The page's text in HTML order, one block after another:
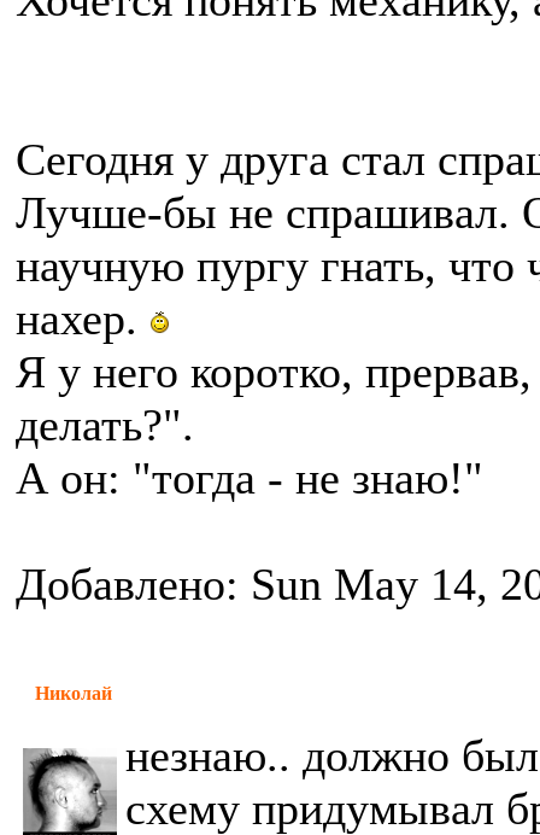
Сегодня у друга стал
Лучше-бы не спрашивал.
научную пургу гнать,
нахер.
Я у него коротко,
делать?".
А он: "тогда - не знаю!"
Добавлено: Sun May 14,
Николай
незнаю.. должно
схему придумывал